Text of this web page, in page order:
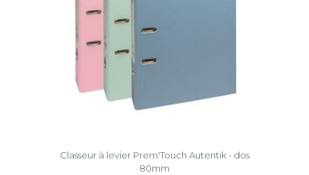
Classeur à levier Prem'Touch Autentik - dos
80mm